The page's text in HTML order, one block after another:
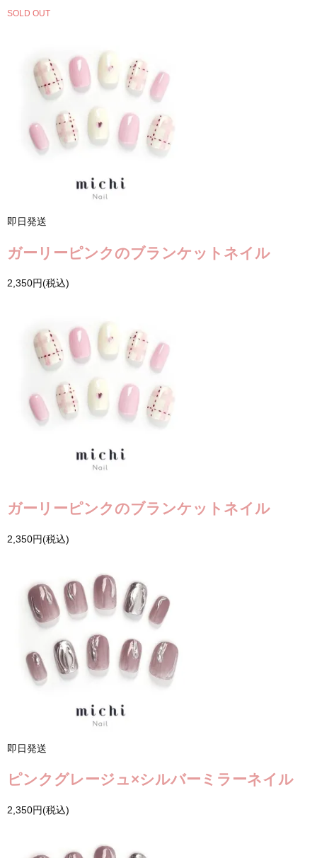
SOLD OUT
即日発送
ガーリーピンクのブランケットネイル
2,350円(税込)
ガーリーピンクのブランケットネイル
2,350円(税込)
即日発送
ピンクグレージュ×シルバーミラーネイル
2,350円(税込)